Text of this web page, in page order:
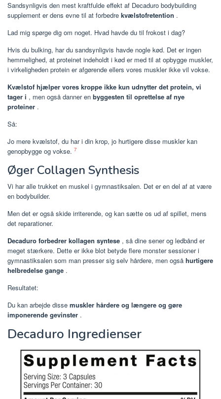
Sandsynligvis den mest kraftfulde effekt af Decaduro bodybuilding
supplement er dens evne til at forbedre kvælstofretention .
Lad mig spørge dig om noget. Hvad havde du til frokost i dag?
Hvis du bulking, har du sandsynligvis havde nogle kød. Det er ingen
hemmelighed, at proteinet indeholdt i kød er med til at opbygge muskler,
i virkeligheden protein er afgørende ellers vores muskler ikke vil vokse.
Kvælstof hjælper vores kroppe ikke kun udnytter det protein, vi
tager i , men også danner en byggesten til oprettelse af nye
proteiner .
Så:
Jo mere kvælstof, du har i din krop, jo hurtigere disse muskler kan
genopbygge og vokse. 7
Øger Collagen Synthesis
Vi har alle trukket en muskel i gymnastiksalen. Det er en del af at være
en bodybuilder.
Men det er også skide irriterende, og kan sætte os ud af spillet, mens
det reparationer.
Decaduro forbedrer kollagen syntese , så dine sener og ledbånd er
meget stærkere. Dette er ikke blot betyde flere monster sessioner i
gymnastiksalen som man presser sig selv hårdere, men også hurtigere
helbredelse gange .
Resultatet:
Du kan arbejde disse muskler hårdere og længere og gøre
imponerende gevinster .
Decaduro Ingredienser